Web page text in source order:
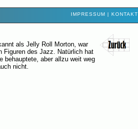
IMPRESSUM | KONTAKT
als Jelly Roll Morton, war
Figuren des Jazz. Natürlich hat
behauptete, aber allzu weit weg
nicht.